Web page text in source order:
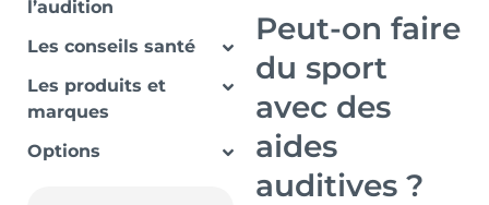
l’audition
Les conseils santé
Les produits et
marques
Options
Peut-on faire
du sport
avec des
aides
auditives ?